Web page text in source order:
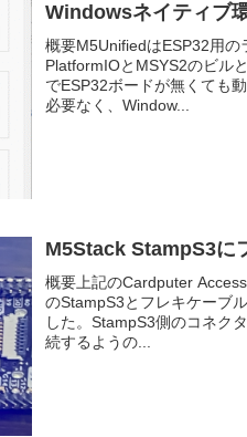
Windowsネイティブ
概要M5UnifiedはESP32用
PlatformIOとMSYS2のビル
でESP32ボードが無くても
必要なく、Window...
M5Stack StampS3に
概要上記のCardputer
のStampS3とフレキケーブ
した。StampS3側のコネク
続するようの...